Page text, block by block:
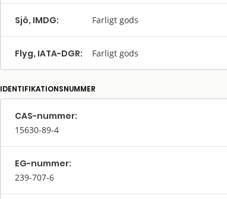
Sjö, IMDG: Farligt gods
Flyg, IATA-DGR: Farligt gods
IDENTIFIKATIONSNUMMER
CAS-nummer:
15630-89-4
EG-nummer:
239-707-6